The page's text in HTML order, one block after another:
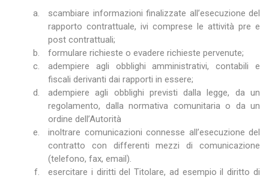
scambiare informazioni finalizzate all’esecuzione del
rapporto contrattuale, ivi comprese le attività pre e
post contrattuali;
formulare richieste o evadere richieste pervenute;
adempiere agli obblighi amministrativi, contabili e
fiscali derivanti dai rapporti in essere;
adempiere agli obblighi previsti dalla legge, da un
regolamento, dalla normativa comunitaria o da un
ordine dell’Autorità
inoltrare comunicazioni connesse all’esecuzione del
contratto con differenti mezzi di comunicazione
(telefono, fax, email).
esercitare i diritti del Titolare, ad esempio il diritto di